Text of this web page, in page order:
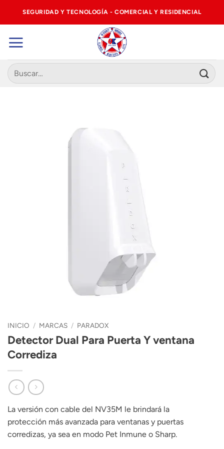
SEGURIDAD Y TECNOLOGÍA - COMERCIAL Y RESIDENCIAL
Buscar
por:
INICIO / MARCAS / PARADOX
Detector Dual Para Puerta Y ventana
Corrediza
La versión con cable del NV35M le brindará la
protección más avanzada para ventanas y puertas
corredizas, ya sea en modo Pet Inmune o Sharp.